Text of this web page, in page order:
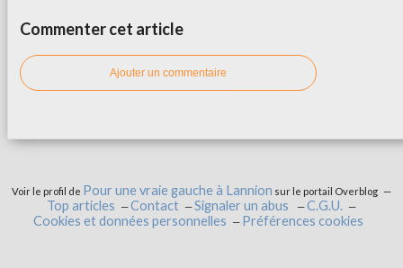
Commenter cet article
Ajouter un commentaire
Voir le profil de Pour une vraie gauche à Lannion sur le portail Overblog
Top articles Contact Signaler un abus
C.G.U.
Cookies et données personnelles
Préférences cookies